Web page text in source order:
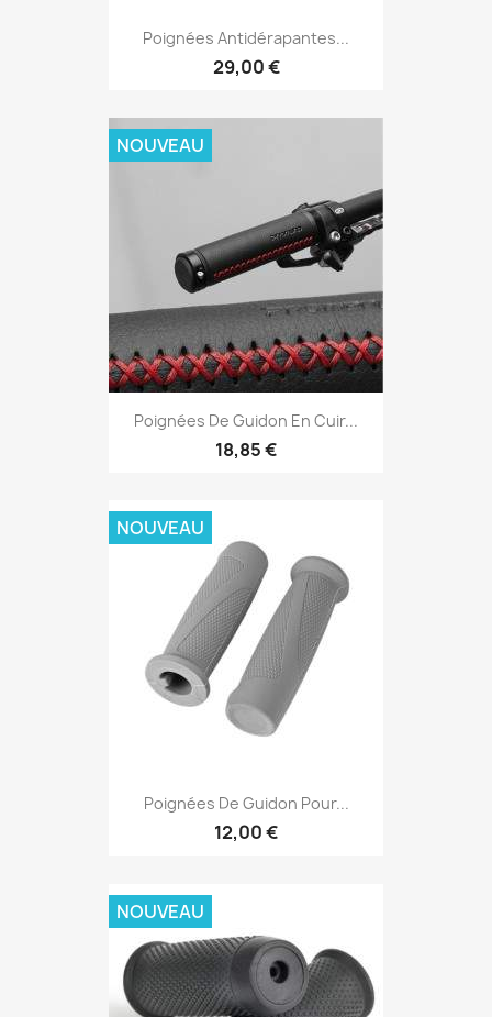
Poignées Antidérapantes...
29,00 €
Poignées De Guidon En Cuir...
18,85 €
NOUVEAU
Poignées De Guidon Pour...
12,00 €
NOUVEAU
NOUVEAU